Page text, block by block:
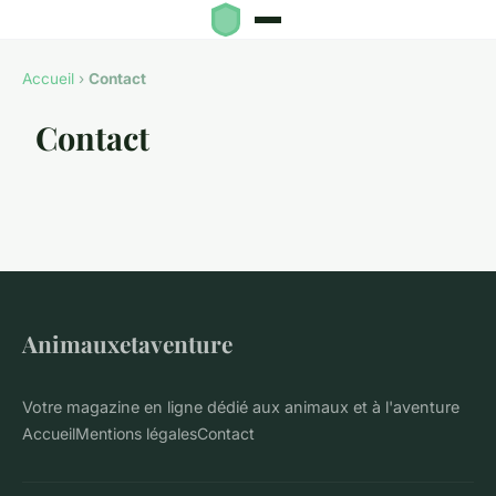
Accueil › Contact
Contact
Animauxetaventure
Votre magazine en ligne dédié aux animaux et à l'aventure
AccueilMentions légalesContact